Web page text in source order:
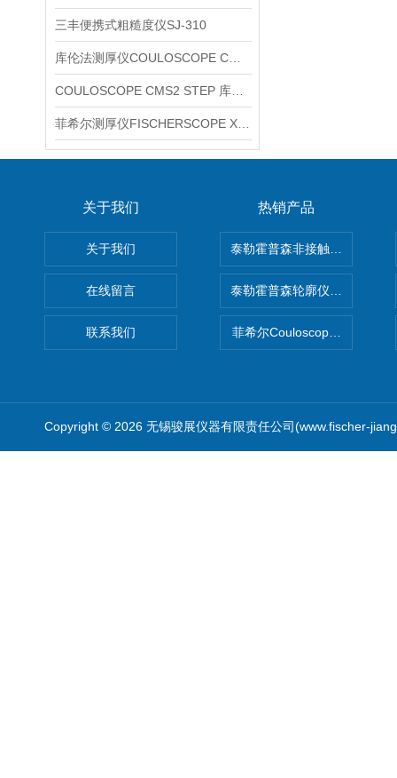
三丰便携式粗糙度仪SJ-310
关于我们
关于我们
在线留言
联系我们
热销产品
泰勒霍普森非接触式轮廓仪
泰勒霍普森轮廓仪|TAYLOR
菲希尔Couloscope CMS2电
Copyright © 2026 无锡骏展仪器有限责任公司(www.fischer-